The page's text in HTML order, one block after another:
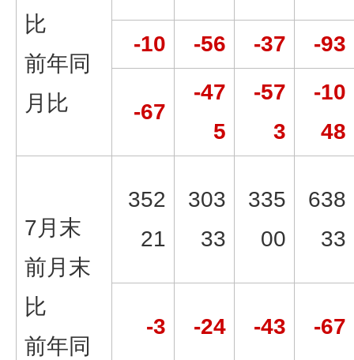
比
前年同
月比
-10 -56 -37 -93
-67
-47
5
-57
3
-10
48
7月末
前月末
比
前年同
352
21
303
33
335
00
638
33
-3 -24 -43 -67